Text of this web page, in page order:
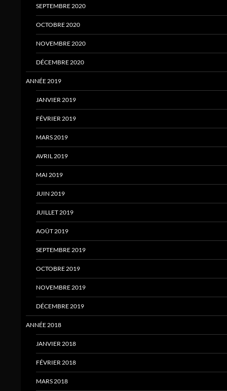
SEPTEMBRE 2020
OCTOBRE 2020
NOVEMBRE 2020
DÉCEMBRE 2020
ANNÉE 2019
JANVIER 2019
FÉVRIER 2019
MARS 2019
AVRIL 2019
MAI 2019
JUIN 2019
JUILLET 2019
AOÛT 2019
SEPTEMBRE 2019
OCTOBRE 2019
NOVEMBRE 2019
DÉCEMBRE 2019
ANNÉE 2018
JANVIER 2018
FÉVRIER 2018
MARS 2018